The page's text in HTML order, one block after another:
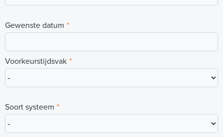
O
u
d
G
a
s
t
e
l
Gewenste datum *
Voorkeurstijdsvak *
Soort systeem *